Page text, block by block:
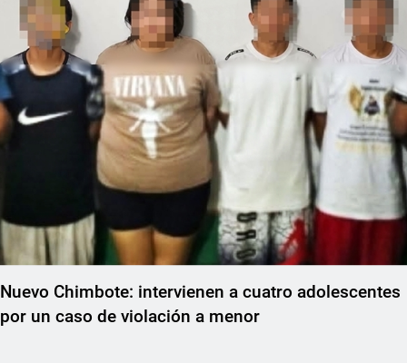
Nuevo Chimbote: intervienen a cuatro adolescentes
por un caso de violación a menor